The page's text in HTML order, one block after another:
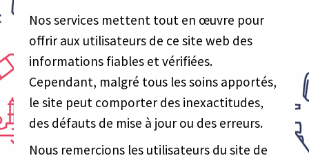
Nos services mettent tout en œuvre pour
offrir aux utilisateurs de ce site web des
informations fiables et vérifiées.
Cependant, malgré tous les soins apportés,
le site peut comporter des inexactitudes,
des défauts de mise à jour ou des erreurs.
Nous remercions les utilisateurs du site de